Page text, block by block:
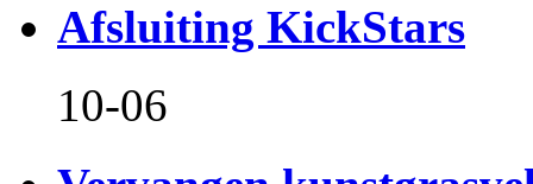
Afsluiting KickStars
10-06